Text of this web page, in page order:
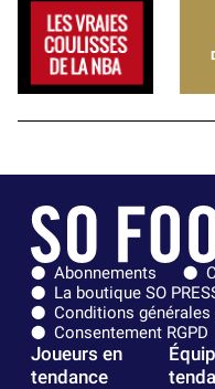
Abonnements
La boutique SO
Conditions
Consentement RGPD
Joueurs en
tendance